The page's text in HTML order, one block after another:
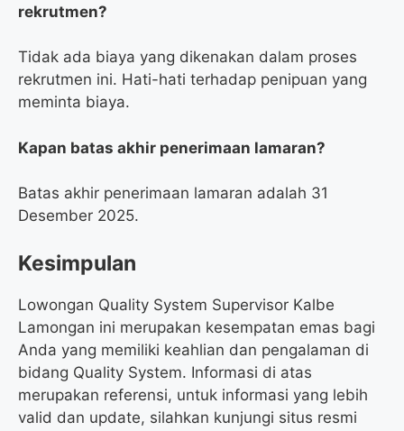
rekrutmen?
Tidak ada biaya yang dikenakan dalam proses
rekrutmen ini. Hati-hati terhadap penipuan yang
meminta biaya.
Kapan batas akhir penerimaan lamaran?
Batas akhir penerimaan lamaran adalah 31
Desember 2025.
Kesimpulan
Lowongan Quality System Supervisor Kalbe
Lamongan ini merupakan kesempatan emas bagi
Anda yang memiliki keahlian dan pengalaman di
bidang Quality System. Informasi di atas
merupakan referensi, untuk informasi yang lebih
valid dan update, silahkan kunjungi situs resmi